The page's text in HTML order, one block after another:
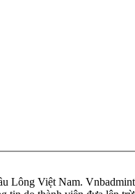
Lông Việt Nam.